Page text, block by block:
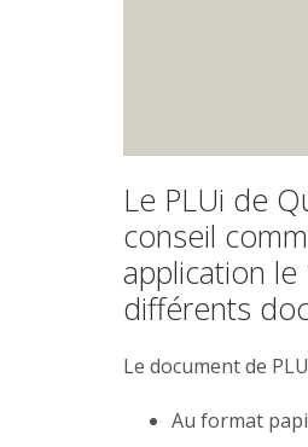
Le PLUi de
conseil
application
différents
Le document de
Au format